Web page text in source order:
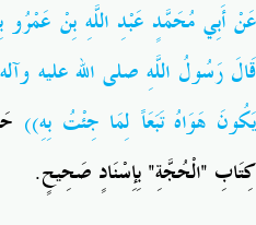
عَنْ أَبِي مُحَمَّدٍ عَبْدِ اللَّهِ بِنْ عَمْرُو
قَالَ رَسُولُ اللَّهِ صلى الله عليه
يَكُونَ هَوَاهُ تَبَعَاً لِمَا جِئْتُ بِهِ))
كِتَابِ "الْحُجَّةِ" بِإِسْنَادٍ صَحِيحٍ.